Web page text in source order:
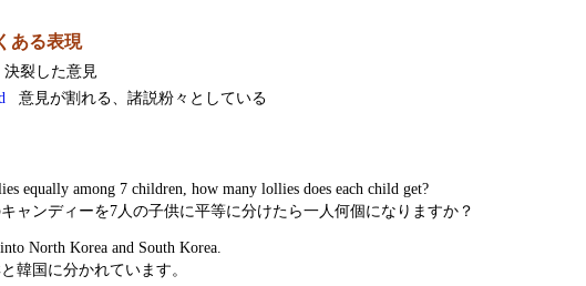
ある表現
決裂した意見
意見が割れる、諸説粉々としている
equally among 7 children, how many lollies does each child get?
ャンディーを7人の子供に平等に分けたら一人何個になりますか？
North Korea and South Korea.
韓国に分かれています。